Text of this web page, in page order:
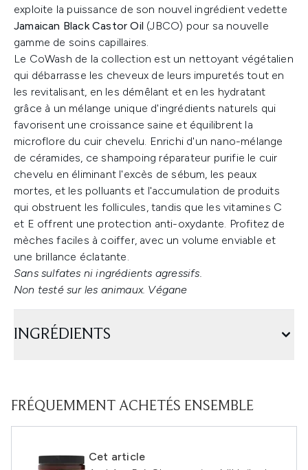
exploite la puissance de son nouvel ingrédient vedette
Jamaican Black Castor Oil (JBCO) pour sa nouvelle
gamme de soins capillaires.
Le CoWash de la collection est un nettoyant végétalien
qui débarrasse les cheveux de leurs impuretés tout en
les revitalisant, en les démêlant et en les hydratant
grâce à un mélange unique d'ingrédients naturels qui
favorisent une croissance saine et équilibrent la
microflore du cuir chevelu. Enrichi d'un nano-mélange
de céramides, ce shampoing réparateur purifie le cuir
chevelu en éliminant l'excès de sébum, les peaux
mortes, et les polluants et l'accumulation de produits
qui obstruent les follicules, tandis que les vitamines C
et E offrent une protection anti-oxydante. Profitez de
mèches faciles à coiffer, avec un volume enviable et
une brillance éclatante.
Sans sulfates ni ingrédients agressifs.
Non testé sur les animaux. Végane
INGRÉDIENTS
FRÉQUEMMENT ACHETÉS ENSEMBLE
Cet article